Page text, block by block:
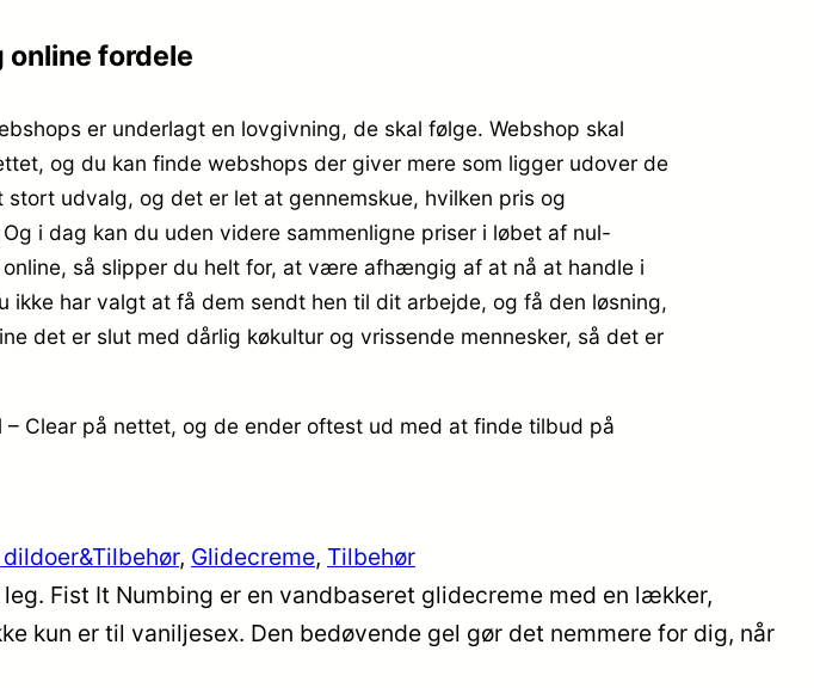
online fordele
er underlagt en lovgivning, de skal følge. Webshop skal
og du kan finde webshops der giver mere som ligger udover de
udvalg, og det er let at gennemskue, hvilken pris og
i dag kan du uden videre sammenligne priser i løbet af nul-
så slipper du helt for, at være afhængig af at nå at handle i
har valgt at få dem sendt hen til dit arbejde, og få den løsning,
det er slut med dårlig køkultur og vrissende mennesker, så det er
Clear på nettet, og de ender oftest ud med at finde tilbud på
, Glidecreme, Tilbehør
Fist It Numbing er en vandbaseret glidecreme med en lækker,
kun er til vaniljesex. Den bedøvende gel gør det nemmere for dig, når